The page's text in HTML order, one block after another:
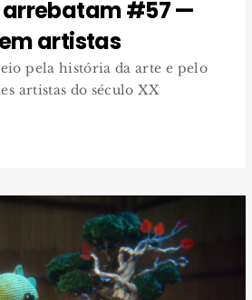
arrebatam #57 —
artistas
pela história da arte e pelo
artistas do século XX